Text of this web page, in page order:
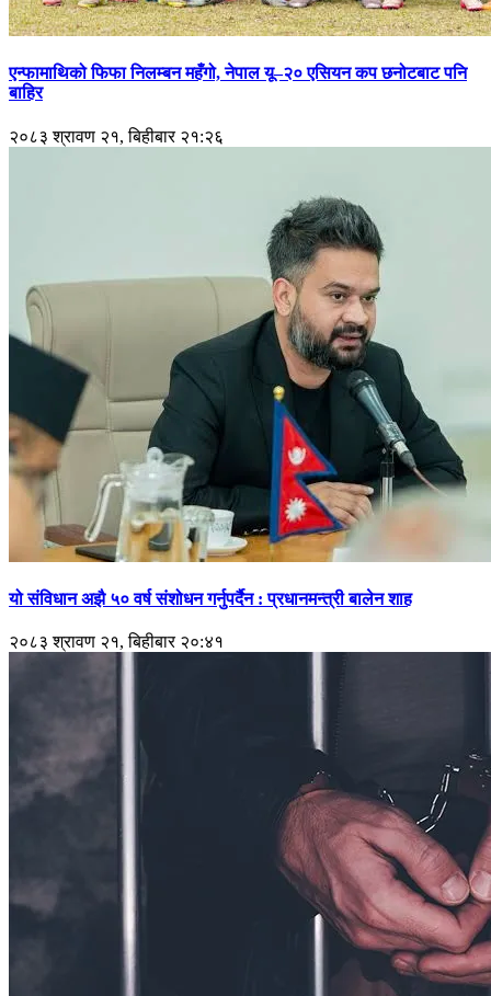
एन्फामाथिको फिफा निलम्बन महँगो, नेपाल यू–२० एसियन कप छनोटबाट पनि
बाहिर
२०८३ श्रावण २१, बिहीबार २१:२६
यो संविधान अझै ५० वर्ष संशोधन गर्नुपर्दैन : प्रधानमन्त्री बालेन शाह
२०८३ श्रावण २१, बिहीबार २०:४१